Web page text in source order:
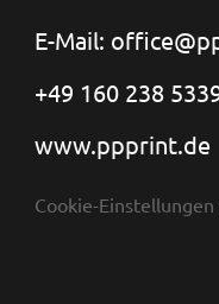
E-Mail:
+49 160 238
www.ppprint.de
Cookie-Einstellungen